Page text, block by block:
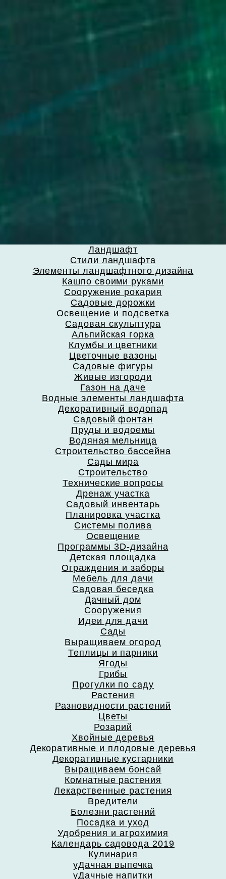
Ландшафт
Стили ландшафта
Элементы ландшафтного дизайна
Кашпо своими руками
Сооружение рокария
Садовые дорожки
Освещение и подсветка
Садовая скульптура
Альпийская горка
Клумбы и цветники
Цветочные вазоны
Садовые фигуры
Живые изгороди
Газон на даче
Водные элементы ландшафта
Декоративный водопад
Садовый фонтан
Пруды и водоемы
Водяная мельница
Строительство бассейна
Сады мира
Строительство
Технические вопросы
Дренаж участка
Садовый инвентарь
Планировка участка
Системы полива
Освещение
Программы 3D-дизайна
Детская площадка
Ограждения и заборы
Мебель для дачи
Садовая беседка
Дачный дом
Сооружения
Идеи для дачи
Сады
Выращиваем огород
Теплицы и парники
Ягоды
Грибы
Прогулки по саду
Растения
Разновидности растений
Цветы
Розарий
Хвойные деревья
Декоративные и плодовые деревья
Декоративные кустарники
Выращиваем бонсай
Комнатные растения
Лекарственные растения
Вредители
Болезни растений
Посадка и уход
Удобрения и агрохимия
Календарь садовода 2019
Кулинария
уДачная выпечка
уДачные напитки